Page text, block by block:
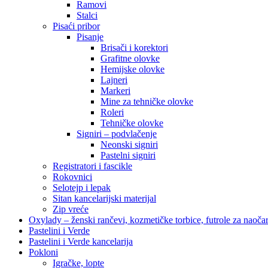
Ramovi
Stalci
Pisaći pribor
Pisanje
Brisači i korektori
Grafitne olovke
Hemijske olovke
Lajneri
Markeri
Mine za tehničke olovke
Roleri
Tehničke olovke
Signiri – podvlačenje
Neonski signiri
Pastelni signiri
Registratori i fascikle
Rokovnici
Selotejp i lepak
Sitan kancelarijski materijal
Zip vreće
Oxylady – ženski rančevi, kozmetičke torbice, futrole za
Pastelini i Verde
Pastelini i Verde kancelarija
Pokloni
Igračke, lopte